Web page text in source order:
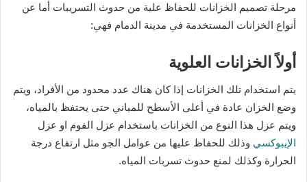
مرحلة تصميم الخزانات للحفاظ علية من حدوث التسريبات أما عن
أنواع الخزانات المستخدمة في مدينة الدمام فهي:
أولاً الخزانات العلوية
يتم استخدام تلك الخزانات إذا كان هناك عدد محدود من الأفراد، ويتم
وضع الخزان عادة في أعلى الأسطح للمباني حتى يحتفظ بالمياه،
ويتم عزل هذا النوع من الخزانات باستخدام عزل الفوم او عزل
الإيبوكسي وذلك للحفاظ عليها من عوامل الجو مثل ارتفاع درجة
الحرارة وكذلك لمنع حدوث تسربات المياه.